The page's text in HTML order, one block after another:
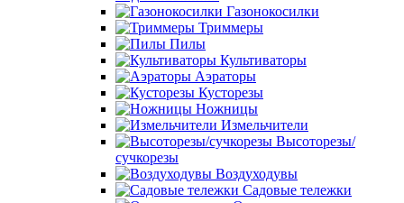
Газонокосилки
Триммеры
Пилы
Культиваторы
Аэраторы
Кусторезы
Ножницы
Измельчители
Высоторезы/
сучкорезы
Воздуходувы
Садовые тележки